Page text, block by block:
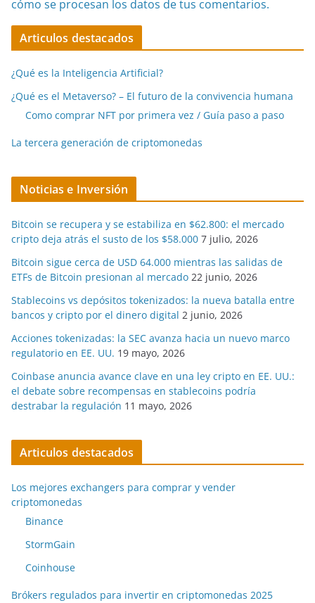
cómo se procesan los datos de tus comentarios.
Articulos destacados
¿Qué es la Inteligencia Artificial?
¿Qué es el Metaverso? – El futuro de la convivencia humana
Como comprar NFT por primera vez / Guía paso a paso
La tercera generación de criptomonedas
Noticias e Inversión
Bitcoin se recupera y se estabiliza en $62.800: el mercado
cripto deja atrás el susto de los $58.000 7 julio, 2026
Bitcoin sigue cerca de USD 64.000 mientras las salidas de
ETFs de Bitcoin presionan al mercado 22 junio, 2026
Stablecoins vs depósitos tokenizados: la nueva batalla entre
bancos y cripto por el dinero digital 2 junio, 2026
Acciones tokenizadas: la SEC avanza hacia un nuevo marco
regulatorio en EE. UU. 19 mayo, 2026
Coinbase anuncia avance clave en una ley cripto en EE. UU.:
el debate sobre recompensas en stablecoins podría
destrabar la regulación 11 mayo, 2026
Articulos destacados
Los mejores exchangers para comprar y vender
criptomonedas
Binance
StormGain
Coinhouse
Brókers regulados para invertir en criptomonedas 2025